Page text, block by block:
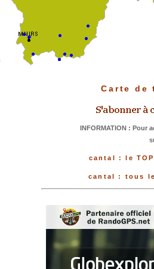
Carte de
INFORMATION : Pour
cantal : le
cantal : tous